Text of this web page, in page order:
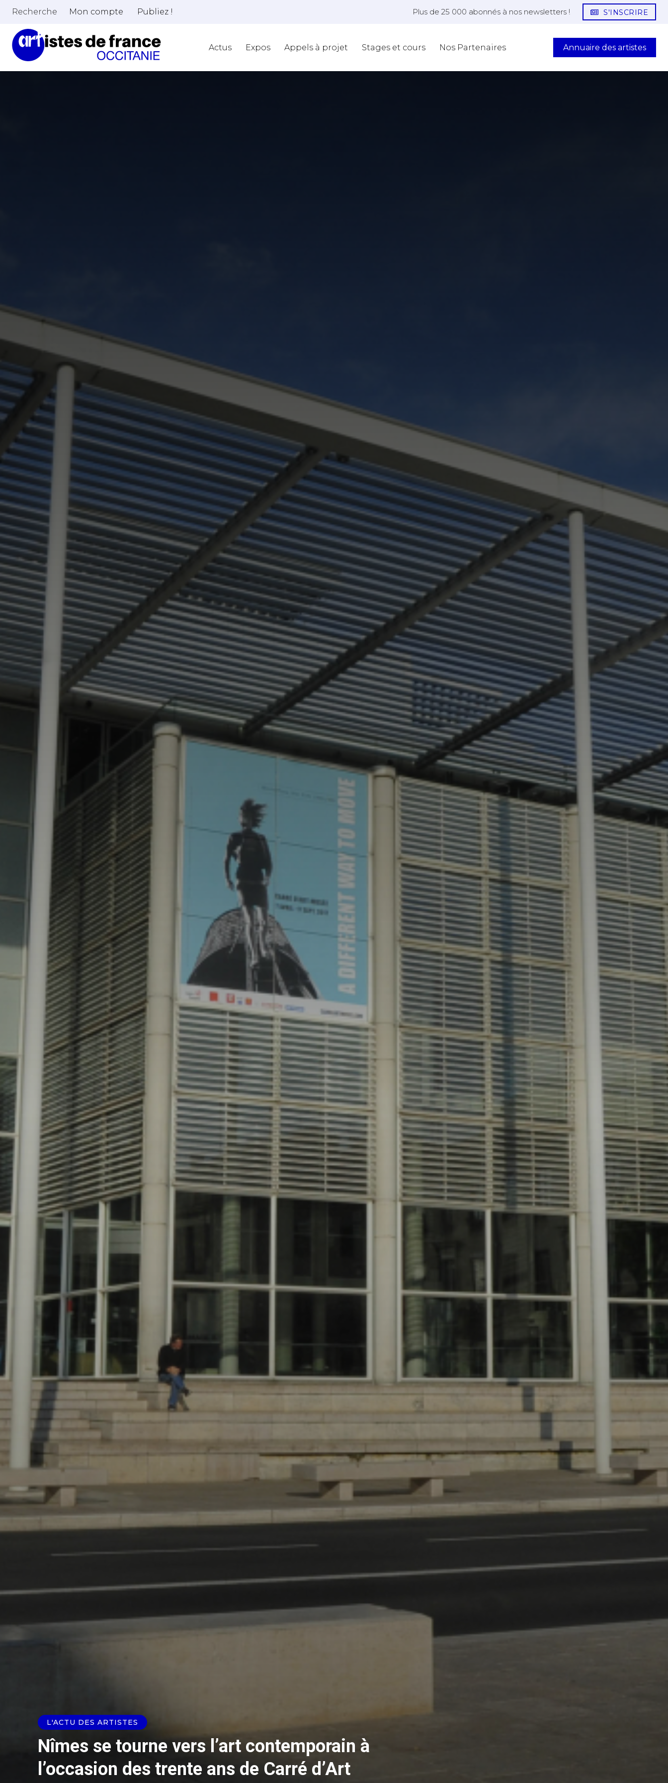
Adresse email*
Statut / Organisation
J'accepte lestermes et conditions
* Champ obligatoire
Statut / Organisation
J'accepte lestermes et conditions
* Champ obligatoire
Recherche Mon compte Publiez ! Plus de 25 000 abonnés à nos newsletters ! S'INSCRIRE
Actus Expos Appels à projet Stages et cours Nos Partenaires Annuaire des artistes
L'ACTU DES ARTISTES
Nîmes se tourne vers l’art contemporain à
l’occasion des trente ans de Carré d’Art